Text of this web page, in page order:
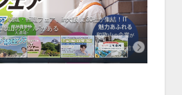
ン就職・転職フェア」in大阪 に30社が集結！IT
歌山のリアル”がある